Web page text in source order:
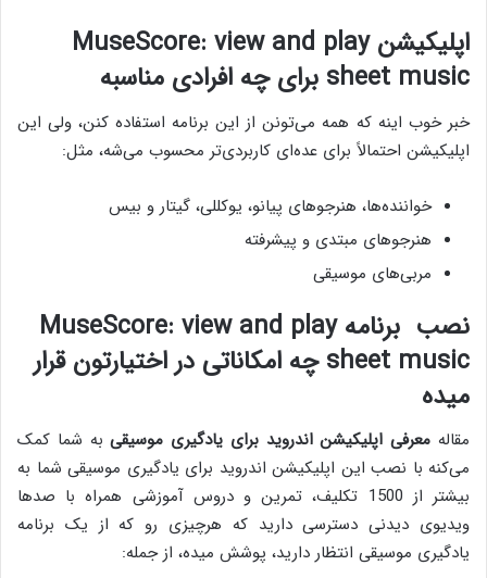
اپلیکیشن MuseScore: view and play
sheet music برای چه افرادی مناسبه
خبر خوب اینه که همه می‌تونن از این برنامه استفاده کنن، ولی این
اپلیکیشن احتمالاً برای عده‌ای کاربردی‌تر محسوب می‌شه، مثل:
خواننده‌ها، هنرجوهای پیانو، یوکللی، گیتار و بیس
هنرجوهای مبتدی و پیشرفته
مربی‌های موسیقی
نصب برنامه MuseScore: view and play
sheet music چه امکاناتی در اختیارتون قرار
میده
مقاله معرفی اپلیکیشن اندروید برای یادگیری موسیقیبه شما کمک
می‌کنه با نصب این اپلیکیشن اندروید برای یادگیری موسیقی شما به
بیشتر از 1500 تکلیف، تمرین و دروس آموزشی همراه با صدها
ویدیوی دیدنی دسترسی دارید که هرچیزی رو که از یک برنامه
یادگیری موسیقی انتظار دارید، پوشش میده، از جمله: